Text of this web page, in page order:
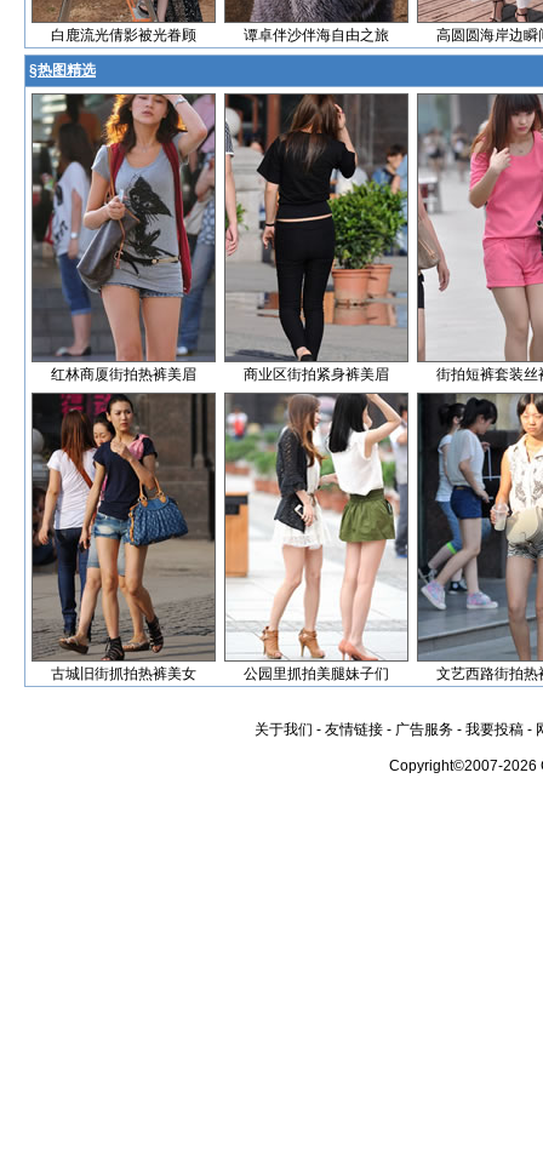
白鹿流光倩影被光眷顾 谭卓伴沙伴海自由之旅 高圆圆海岸边瞬
§热图精选
红林商厦街拍热裤美眉 商业区街拍紧身裤美眉 街拍短裤套装丝
古城旧街抓拍热裤美女 公园里抓拍美腿妹子们 文艺西路街拍热
关于我们 - 友情链接 - 广告服务 - 我要投稿 -
Copyright©2007-2026